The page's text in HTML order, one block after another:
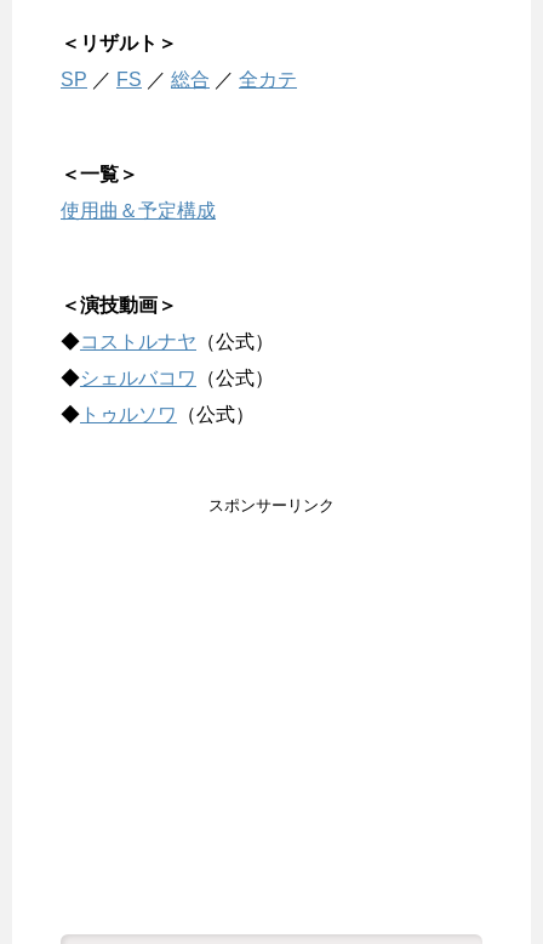
＜リザルト＞
SP ／ FS ／ 総合 ／ 全カテ
＜一覧＞
使用曲＆予定構成
＜演技動画＞
◆コストルナヤ （公式）
◆シェルバコワ
（公式）
◆ トゥルソワ （公式）
スポンサーリンク